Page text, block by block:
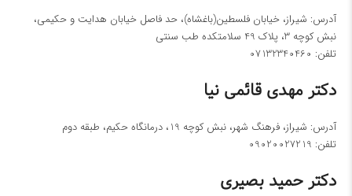
آدرس: شیراز، خیابان فلسطین(باغشاه)، حد فاصل خیابان هدایت و حکیمی،
نبش کوچه 3، پلاک 49 سلامتکده طب سنتی
تلفن: 07132340460
دکتر مهدی قائمی نیا
آدرس: شیراز، فرهنگ شهر، نبش کوچه 19، درمانگاه حکیم، طبقه دوم
تلفن: 09020027219
دکتر حمید بصیری